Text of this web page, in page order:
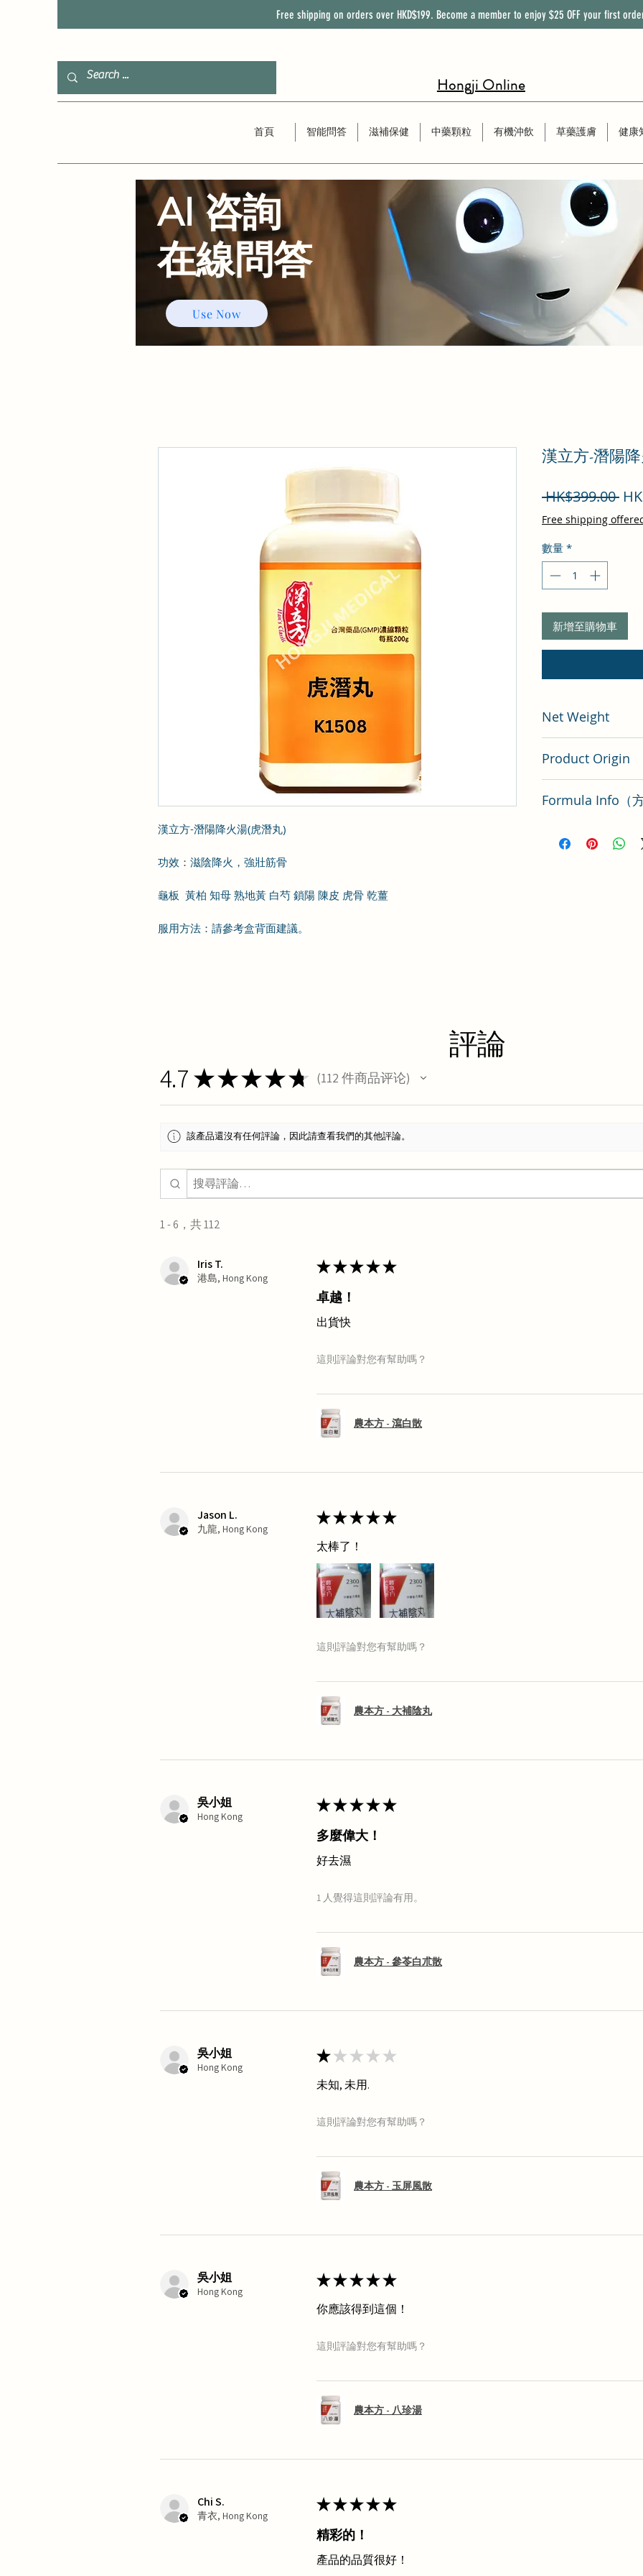
Free shipping on orders over HKD$199. Become a member to enjoy $25 OFF your first
Hongji Online
首頁 智能問答 滋補保健 中藥顆粒 有機沖飲 草藥護膚 健康
漢立方-潛陽降火湯(虎潛丸)
功效：滋陰降火，強壯筋骨
龜板 黃柏 知母 熟地黃 白芍 鎖陽 陳皮 虎骨 乾薑
服用方法：請參考盒背面建議。
漢立方-潛陽
HK$399.00 一
般
Free shipping
數量 *
新增至購物車
Net Weight
Product Origin
Formula Info（
評論
4.7 ★★★★★ 112 件商品评论
112
該產品還沒有任何評論，因此請查看我們的其他評論。
1 - 6，共 112
Iris T.
港島, Hong Kong
★★★★★
卓越！
出貨快
這則評論對您有幫助嗎？
農本方 - 瀉白散
Jason L.
九龍, Hong Kong
★★★★★
太棒了！
這則評論對您有幫助嗎？
農本方 - 大補陰丸
吳小姐
Hong Kong
★★★★★
多麼偉大！
好去濕
1 人覺得這則評論有用。
農本方 - 參苓白朮散
吳小姐
Hong Kong
★★★★★
未知, 未用.
這則評論對您有幫助嗎？
農本方 - 玉屏風散
吳小姐
Hong Kong
★★★★★
你應該得到這個！
這則評論對您有幫助嗎？
農本方 - 八珍湯
Chi S.
青衣, Hong Kong
★★★★★
精彩的！
產品的品質很好！
Use Now
AI 咨詢
​在線問答